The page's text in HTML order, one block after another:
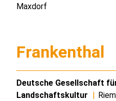
Maxdorf
Frankenthal
Deutsche Gesellschaft
Landschaftskultur